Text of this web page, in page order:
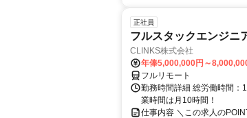
正社員
フルスタックエンジニ
CLINKS株式会社
年俸5,000,000円～
フルリモート
勤務時間詳細 総労働時間
業時間は月10時間！
仕事内容 ＼この求人の